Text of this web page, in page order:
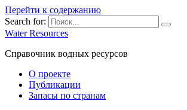
Перейти к содержанию
Search for:
Water Resources
Справочник водных ресурсов
О проекте
Публикации
Запасы по странам